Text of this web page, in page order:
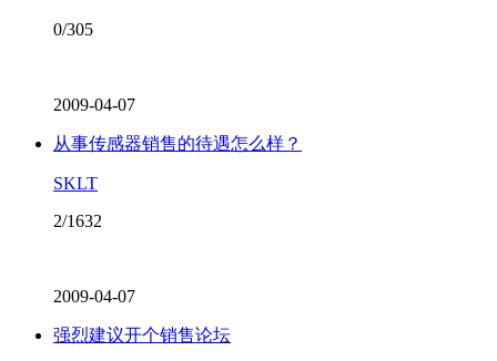
0/305
2009-04-07
从事传感器销售的待遇怎么样？
SKLT
2/1632
2009-04-07
强烈建议开个销售论坛